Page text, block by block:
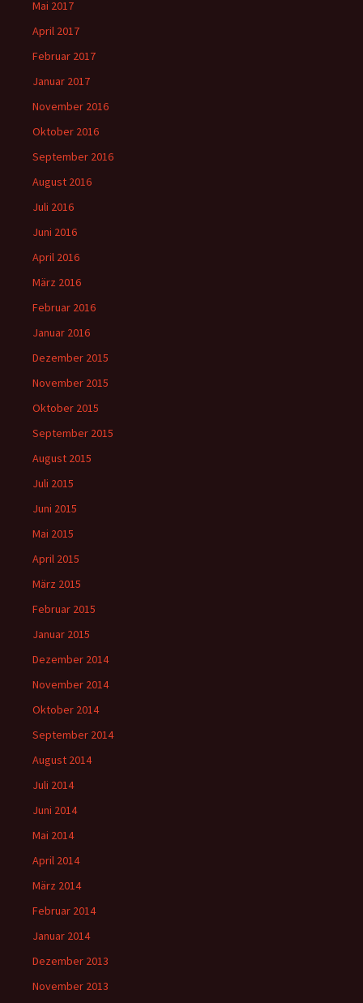
Mai 2017
April 2017
Februar 2017
Januar 2017
November 2016
Oktober 2016
September 2016
August 2016
Juli 2016
Juni 2016
April 2016
März 2016
Februar 2016
Januar 2016
Dezember 2015
November 2015
Oktober 2015
September 2015
August 2015
Juli 2015
Juni 2015
Mai 2015
April 2015
März 2015
Februar 2015
Januar 2015
Dezember 2014
November 2014
Oktober 2014
September 2014
August 2014
Juli 2014
Juni 2014
Mai 2014
April 2014
März 2014
Februar 2014
Januar 2014
Dezember 2013
November 2013